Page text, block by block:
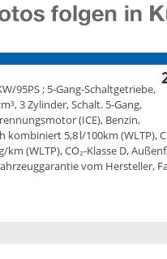
95PS ; 5-Gang-Schaltgetriebe,
3 Zylinder, Schalt. 5-Gang,
(ICE), Benzin,
5,8 l/100km (WLTP),
(WLTP), CO₂-Klasse D,
vom Hersteller,
Fahrzeugexposé drucken